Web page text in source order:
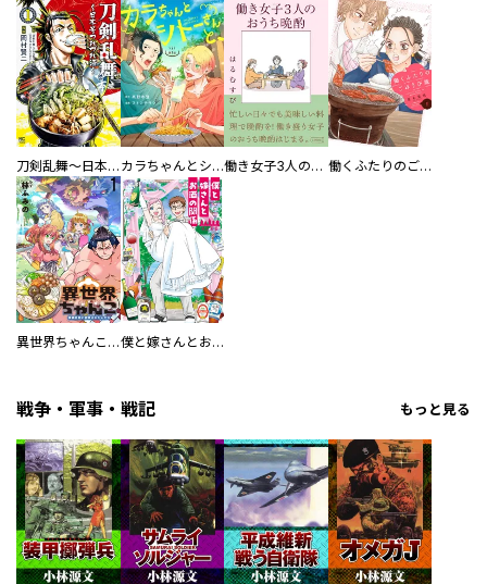
刀剣乱舞～日本号つれづれ酒～ カラちゃんとシトーさんと、 【分冊版】 働き女子3人のおうち晩酌 働くふたりのごほうび飯
異世界ちゃんこ～横綱目前に召喚されたんだが～ 【連載版】 僕と嫁さんとお酒の関係
戦争・軍事・戦記 もっと見る